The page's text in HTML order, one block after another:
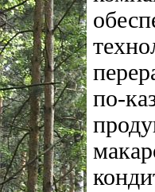
по-